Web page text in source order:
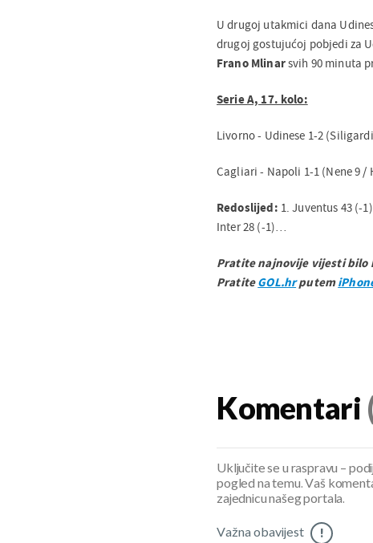
U drugoj utakmici dana
drugoj gostujućoj pobjedi za
Frano Mlinarsvih 90 minuta
Serie A, 17. kolo:
Livorno - Udinese 1-2
Cagliari - Napoli 1-1 (Nene 9 /
Redoslijed: 1. Juventus 43 (-
Inter 28 (-1)…
Pratite najnovije vijesti bilo
PratiteGOL.hrputem
Komentari
Uključite se u raspravu –
pogled na temu. Vaš
zajednicu našeg portala.
Važna obavijest !